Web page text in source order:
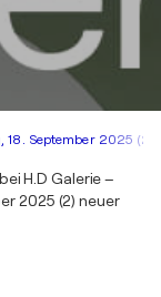
September 2025 (2)
H.D Galerie –
2025 (2) neuer